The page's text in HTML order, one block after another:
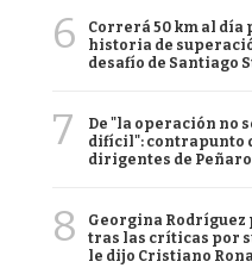
6
Correrá 50 km al día
historia de
desafío de Santiago
7
De "la operación no
difícil": contrapunto
dirigentes de
8
Georgina Rodríguez
tras las críticas por
le dijo Cristiano